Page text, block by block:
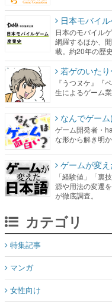
日本モバイ
日本のモバイル
網羅するほか、
載。約20年の歴
若ゲのいた
『うつヌケ』『
生によるゲーム
なんでゲー
ゲーム開発者・
な形から解き明
ゲームが変
「経験値」「裏
源や用法の変遷
が徹底調査。
カテゴリ
特集記事
マンガ
女性向け